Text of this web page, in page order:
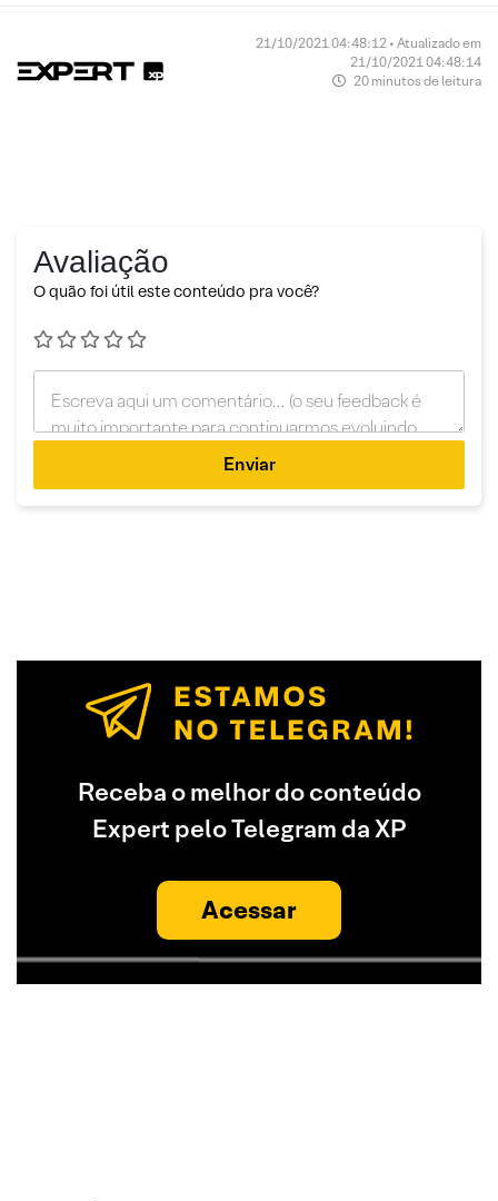
21/10/2021 04:48:12 • Atualizado em
21/10/2021 04:48:14
20 minutos de leitura
Avaliação
O quão foi útil este conteúdo pra você?
Enviar
Receba o melhor do conteúdo
Expert pelo Telegram da XP
Acessar